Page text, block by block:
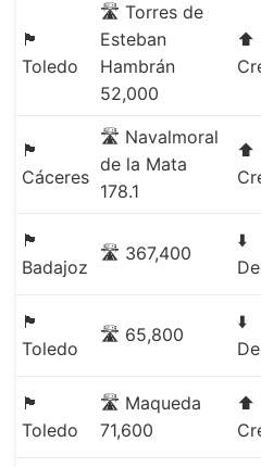
🏴
Toledo
🛣️ Torres de
Esteban
Hambrán
52,000
⬆️
🏴
Cáceres
🛣️ Navalmoral
de la Mata
178.1
⬆️
🏴
Badajoz
🛣️ 367,400
⬇️
🏴
Toledo
🛣️ 65,800
⬇️
🏴
Toledo
🛣️ Maqueda
71,600
⬆️